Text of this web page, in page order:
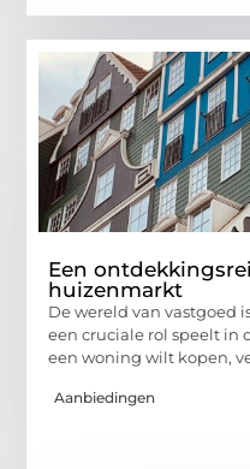
Een
huizenmarkt
De wereld van vastgoed
een cruciale rol speelt in
een woning wilt kopen,
Aanbiedingen